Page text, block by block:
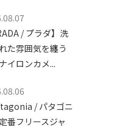
/ プラダ】洗
た雰囲気を纏う
イロンカメ...
/ パタゴニ
番フリースジャ